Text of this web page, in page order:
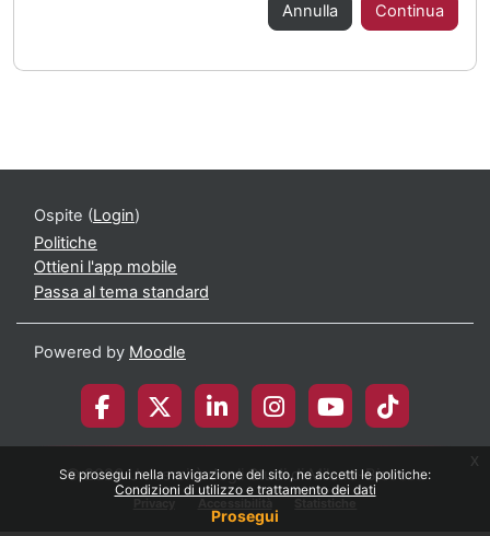
Se prosegui nella navigazione del sito, ne accetti le politiche:
Condizioni di utilizzo e trattamento dei dati
Prosegui
x
Annulla Continua
Ospite (Login)
Politiche
Ottieni l'app mobile
Passa al tema standard
Powered by Moodle
© 2026 Università degli Studi di Milano-Bicocca